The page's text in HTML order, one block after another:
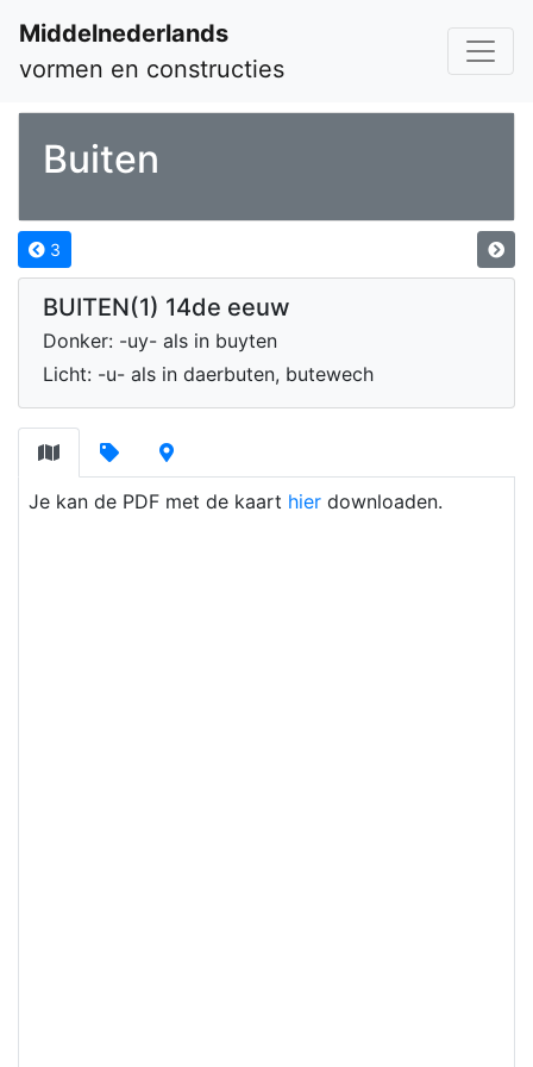
Middelnederlands
vormen en constructies
Buiten
3
BUITEN(1) 14de eeuw
Donker: -uy- als in buyten
Licht: -u- als in daerbuten, butewech
Je kan de PDF met de kaart hier downloaden.